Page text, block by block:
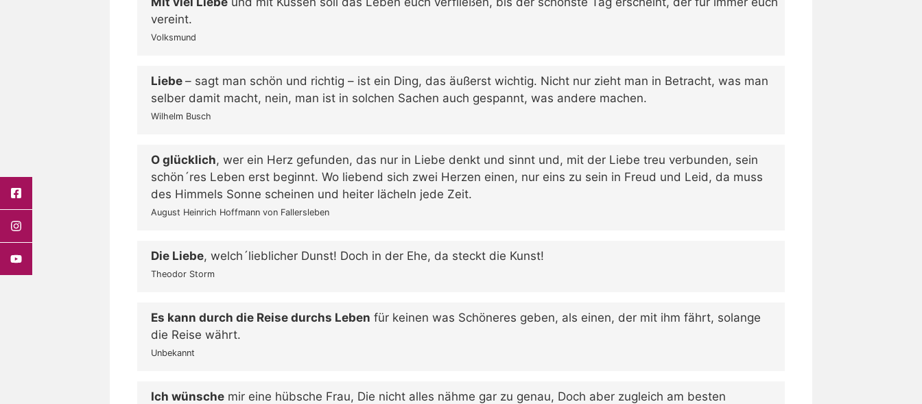
vereint.
Volksmund
Liebe – sagt man schön und richtig – ist ein Ding, das äußerst wichtig. Nicht nur zieht man in Betracht, was man
selber damit macht, nein, man ist in solchen Sachen auch gespannt, was andere machen.
Wilhelm Busch
O glücklich, wer ein Herz gefunden, das nur in Liebe denkt und sinnt und, mit der Liebe treu verbunden, sein
schön´res Leben erst beginnt. Wo liebend sich zwei Herzen einen, nur eins zu sein in Freud und Leid, da muss
des Himmels Sonne scheinen und heiter lächeln jede Zeit.
August Heinrich Hoffmann von Fallersleben
Die Liebe, welch´lieblicher Dunst! Doch in der Ehe, da steckt die Kunst!
Theodor Storm
Es kann durch die Reise durchs Leben für keinen was Schöneres geben, als einen, der mit ihm fährt, solange
die Reise währt.
Unbekannt
Ich wünsche mir eine hübsche Frau, Die nicht alles nähme gar zu genau, Doch aber zugleich am besten